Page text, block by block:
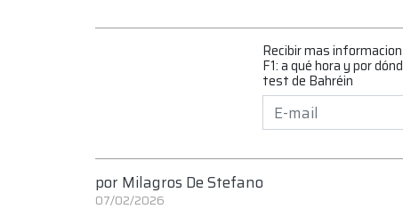
Recibir mas
F1: a qué hora y por
test de Bahréin
por Milagros De Stefano
07/02/2026